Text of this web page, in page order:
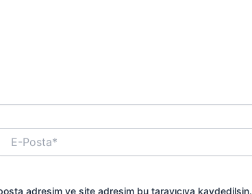
Posta*
adresim ve site adresim bu tarayıcıya kaydedilsin.